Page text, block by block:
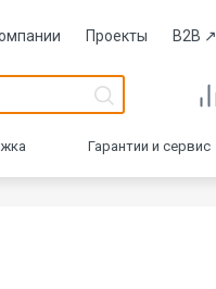
Проекты B2B ↗
Гарантии и сервис